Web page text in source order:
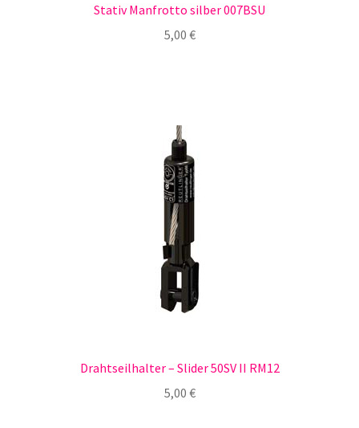
Stativ Manfrotto silber 007BSU
5,00 €
Drahtseilhalter – Slider 50SV II RM12
5,00 €